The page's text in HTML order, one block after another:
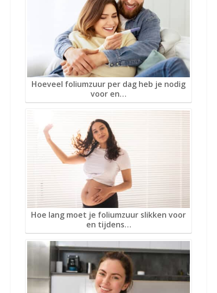
Hoeveel foliumzuur per dag heb je nodig
voor en…
Hoe lang moet je foliumzuur slikken voor
en tijdens…